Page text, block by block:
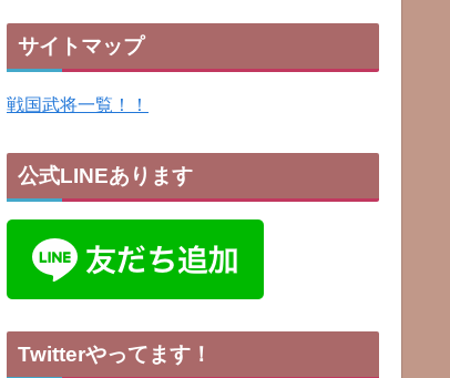
サイトマップ
戦国武将一覧！！
公式LINEあります
Twitterやってます！